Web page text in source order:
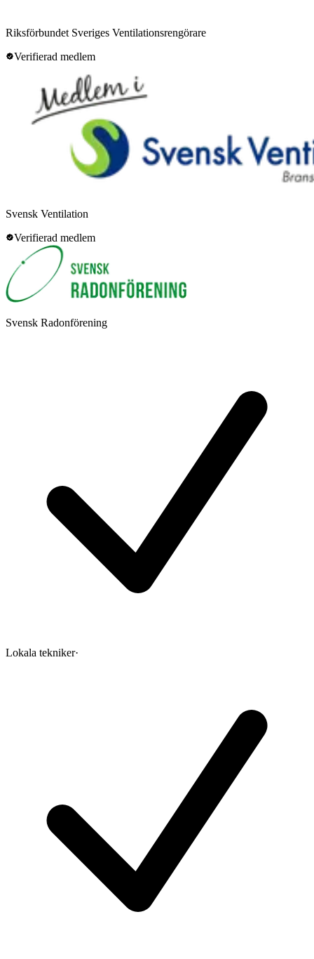
Riksförbundet Sveriges Ventilationsrengörare
Verifierad medlem
Svensk Ventilation
Verifierad medlem
Svensk Radonförening
Lokala tekniker·